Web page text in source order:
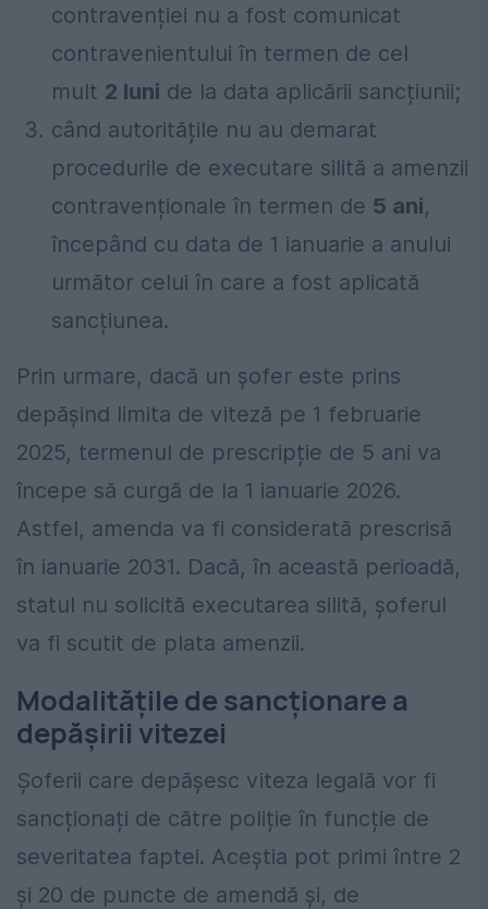
contravenției nu a fost comunicat
contravenientului în termen de cel
mult 2 luni de la data aplicării sancțiunii;
când autoritățile nu au demarat
procedurile de executare silită a amenzii
contravenționale în termen de 5 ani,
începând cu data de 1 ianuarie a anului
următor celui în care a fost aplicată
sancțiunea.
Prin urmare, dacă un șofer este prins
depășind limita de viteză pe 1 februarie
2025, termenul de prescripție de 5 ani va
începe să curgă de la 1 ianuarie 2026.
Astfel, amenda va fi considerată prescrisă
în ianuarie 2031. Dacă, în această perioadă,
statul nu solicită executarea silită, șoferul
va fi scutit de plata amenzii.
Modalitățile de sancționare a
depășirii vitezei
Șoferii care depășesc viteza legală vor fi
sancționați de către poliție în funcție de
severitatea faptei. Aceștia pot primi între 2
și 20 de puncte de amendă și, de